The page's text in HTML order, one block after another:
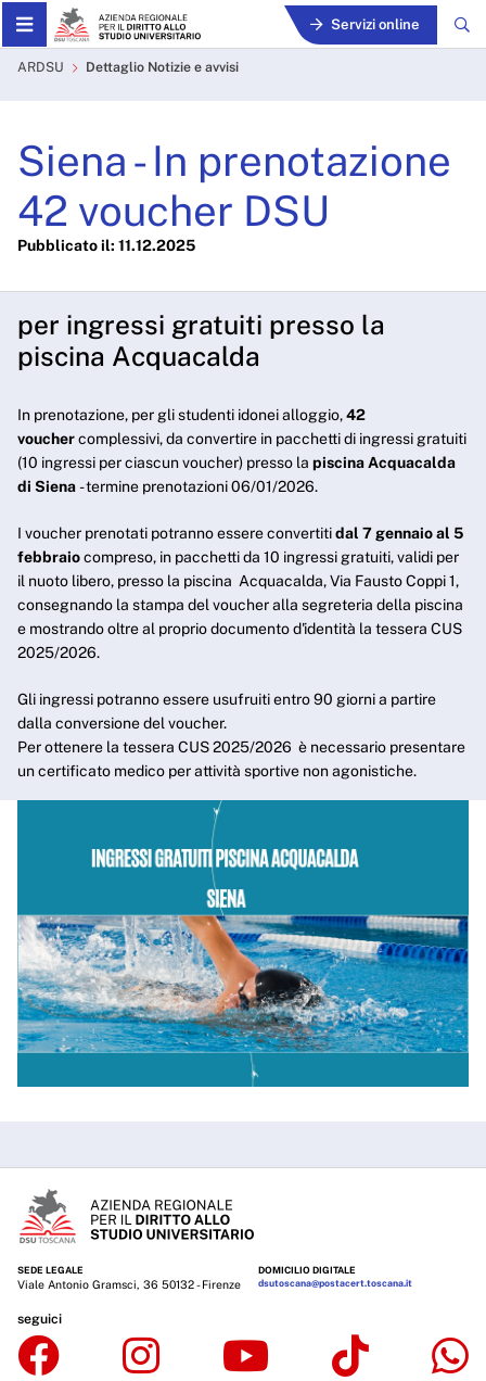
Skip to Main Content Servizi online
Siena - In prenotazione 42
ARDSU Dettaglio Notizie e avvisi
Siena - In prenotazione
42 voucher DSU
Pubblicato il: 11.12.2025
per ingressi gratuiti presso la
piscina Acquacalda
In prenotazione, per gli studenti idonei alloggio,42
vouchercomplessivi, da convertire in pacchetti di ingressi gratuiti
(10 ingressi per ciascun voucher) presso la piscina Acquacalda
di Siena- termine prenotazioni 06/01/2026.
I voucher prenotati potranno essere convertitidal 7 gennaio al 5
febbraiocompreso, in pacchetti da 10 ingressi gratuiti, validi per
il nuoto libero, presso la piscina Acquacalda, Via Fausto Coppi 1,
consegnando la stampa del voucher alla segreteria della piscina
e mostrando oltre al proprio documento d'identità la tessera CUS
2025/2026.
Gli ingressi potranno essere usufruiti entro 90 giorni a partire
dalla conversione del voucher.
Per ottenere la tessera CUS 2025/2026 è necessario presentare
un certificato medico per attività sportive non agonistiche.
SEDE LEGALE
Viale Antonio Gramsci, 36 50132 - Firenze
DOMICILIO DIGITALE
dsutoscana@postacert.toscana.it
seguici